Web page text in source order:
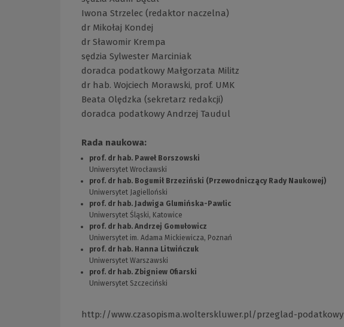
Iwona Strzelec (redaktor naczelna)
dr Mikołaj Kondej
dr Sławomir Krempa
sędzia Sylwester Marciniak
doradca podatkowy Małgorzata Militz
dr hab. Wojciech Morawski, prof. UMK
Beata Olędzka (sekretarz redakcji)
doradca podatkowy Andrzej Taudul
Rada naukowa:
prof. dr hab. Paweł Borszowski
Uniwersytet Wrocławski
prof. dr hab. Bogumił Brzeziński (Przewodniczący Rady Naukowej)
Uniwersytet Jagielloński
prof. dr hab. Jadwiga Glumińska-Pawlic
Uniwersytet Śląski, Katowice
prof. dr hab. Andrzej Gomułowicz
Uniwersytet im. Adama Mickiewicza, Poznań
prof. dr hab. Hanna Litwińczuk
Uniwersytet Warszawski
prof. dr hab. Zbigniew Ofiarski
Uniwersytet Szczeciński
http://www.czasopisma.wolterskluwer.pl/przeglad-podatkowy